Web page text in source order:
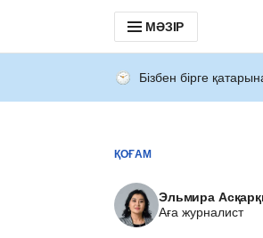
МӘЗІР
Бізбен бірге
ҚОҒАМ
Эльмира
Аға журналист